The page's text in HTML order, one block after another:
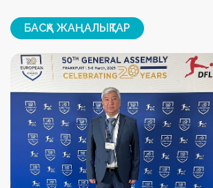
БАСҚА ЖАҢАЛЫҚТАР